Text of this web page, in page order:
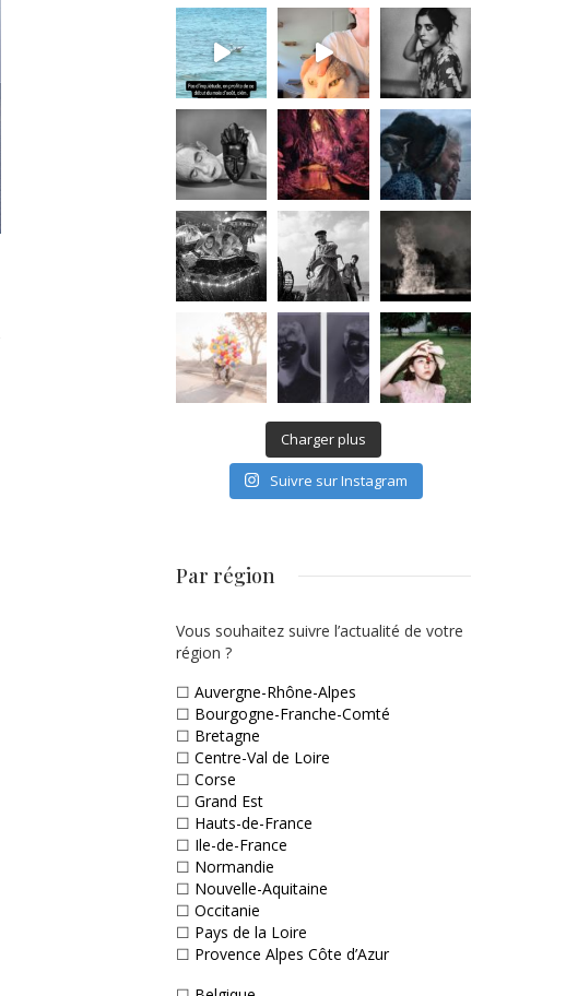
Charger plus
Suivre sur Instagram
Par région
Vous souhaitez suivre l’actualité de votre
région ?
☐ Auvergne-Rhône-Alpes
☐ Bourgogne-Franche-Comté
☐ Bretagne
☐ Centre-Val de Loire
☐ Corse
☐ Grand Est
☐ Hauts-de-France
☐ Ile-de-France
☐ Normandie
☐ Nouvelle-Aquitaine
☐ Occitanie
☐ Pays de la Loire
☐ Provence Alpes Côte d’Azur